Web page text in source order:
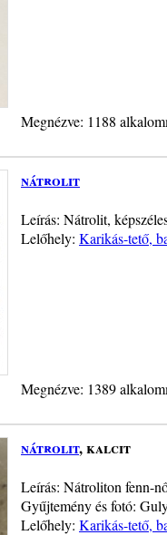
Megnézve: 1188
nátrolit
Leírás: Nátrolit,
Lelőhely: Karikás-tető,
Megnézve: 1389
nátrolit, kalcit
Leírás: Nátroliton fenn-
Gyűjtemény és fotó:
Lelőhely: Karikás-tető,